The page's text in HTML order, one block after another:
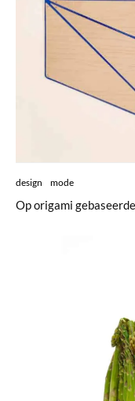
design mode
Op origami